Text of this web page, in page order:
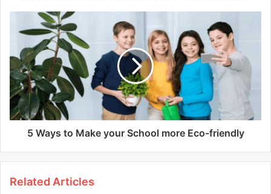
5 Ways to Make your School more Eco-friendly
Related Articles